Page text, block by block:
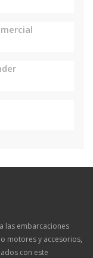
las embarcaciones
motores y accesorios,
con este